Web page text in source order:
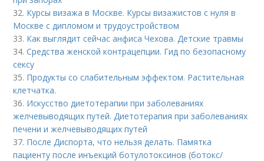
32. Курсы визажа в Москве. Курсы визажистов с нуля в
Москве с дипломом и трудоустройством
33. Как выглядит сейчас анфиса Чехова. Детские травмы
34.Средства женской контрацепции. Гид по безопасному
сексу
35. Продукты со слабительным эффектом. Растительная
клетчатка.
36. Искусство диетотерапии при заболеваниях
желчевыводящих путей. Диетотерапия при заболеваниях
печени и желчевыводящих путей
37. После Диспорта, что нельзя делать. Памятка
пациенту после инъекций ботулотоксинов (ботокс/